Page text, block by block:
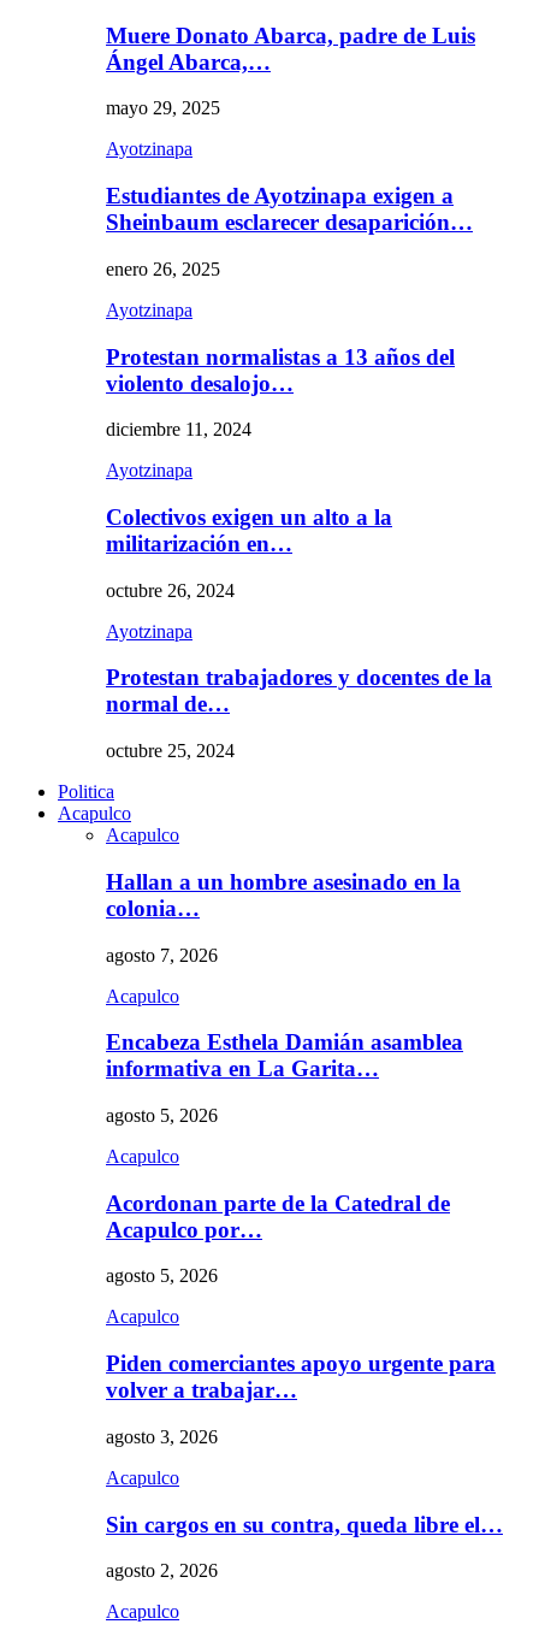
Muere Donato Abarca, padre de Luis
Ángel Abarca,…
mayo 29, 2025
Ayotzinapa
Estudiantes de Ayotzinapa exigen a
Sheinbaum esclarecer desaparición…
enero 26, 2025
Ayotzinapa
Protestan normalistas a 13 años del
violento desalojo…
diciembre 11, 2024
Ayotzinapa
Colectivos exigen un alto a la
militarización en…
octubre 26, 2024
Ayotzinapa
Protestan trabajadores y docentes de la
normal de…
octubre 25, 2024
Politica
Acapulco
Acapulco
Hallan a un hombre asesinado en la
colonia…
agosto 7, 2026
Acapulco
Encabeza Esthela Damián asamblea
informativa en La Garita…
agosto 5, 2026
Acapulco
Acordonan parte de la Catedral de
Acapulco por…
agosto 5, 2026
Acapulco
Piden comerciantes apoyo urgente para
volver a trabajar…
agosto 3, 2026
Acapulco
Sin cargos en su contra, queda libre el…
agosto 2, 2026
Acapulco